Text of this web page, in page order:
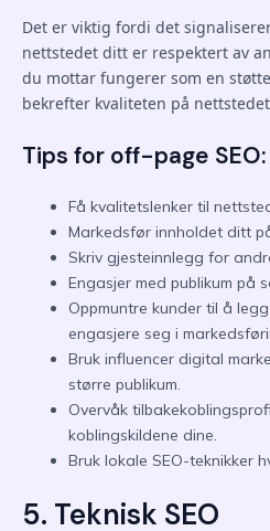
Det er viktig fordi det
nettstedet ditt er respektert av
du mottar fungerer som en
bekrefter kvaliteten på
Tips for off-page SEO:
Få kvalitetslenker til
Markedsfør innholdet ditt
Skriv gjesteinnlegg for
Engasjer med publikum på
Oppmuntre kunder til å
engasjere seg i
Bruk influencer digital
større publikum.
Overvåk
koblingskildene dine.
Bruk lokale SEO-teknikker
5. Teknisk SEO